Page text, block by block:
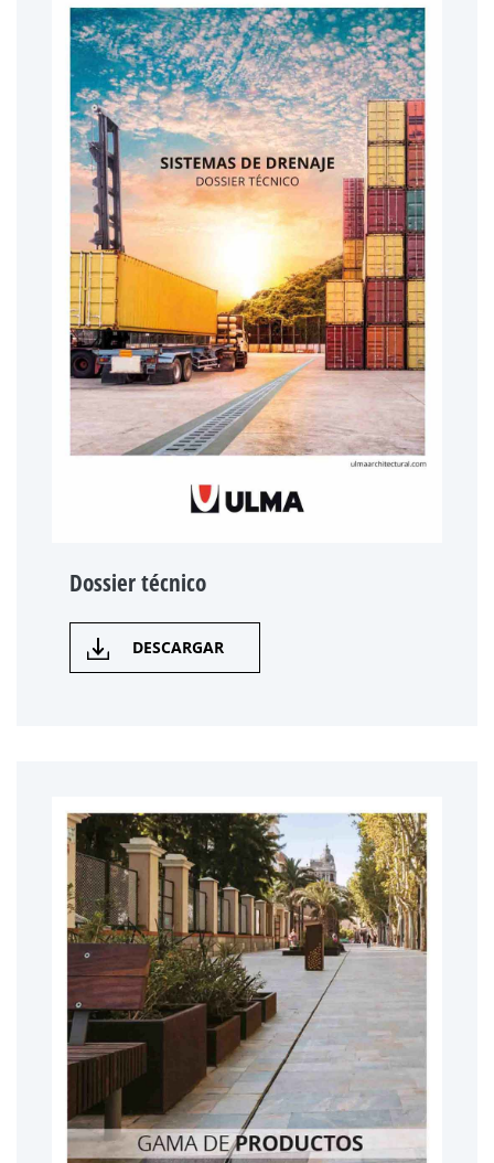
Dossier técnico
DESCARGAR